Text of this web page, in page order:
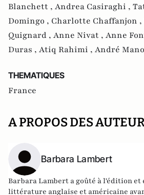
Blanchett , Andrea Casiraghi ,
Domingo , Charlotte Chaffanjon ,
Quignard , Anne Nivat , Anne
Duras , Atiq Rahimi , André
THEMATIQUES
France
A PROPOS DES
Barbara Lambert
Barbara Lambert a goûté à l'édition et
littérature anglaise et américaine